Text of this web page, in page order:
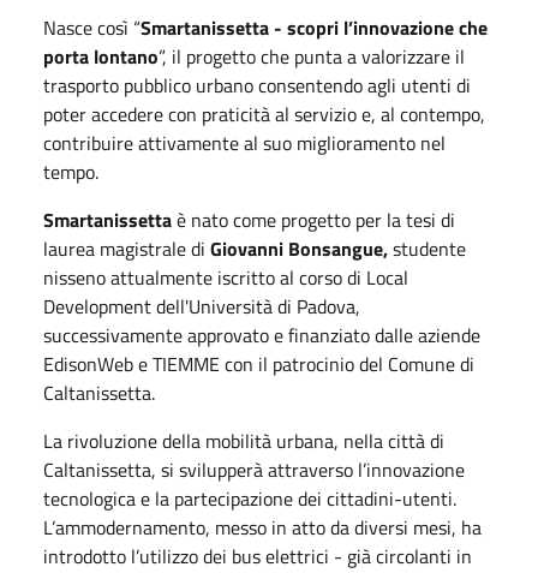
Nasce così “Smartanissetta - scopri l’innovazione che
porta lontano”, il progetto che punta a valorizzare il
trasporto pubblico urbano consentendo agli utenti di
poter accedere con praticità al servizio e, al contempo,
contribuire attivamente al suo miglioramento nel
tempo.
Smartanissettaè natocome progetto per la tesi di
laurea magistrale di Giovanni Bonsangue,studente
nisseno attualmente iscritto al corso di Local
Development dell'Università di Padova,
successivamente approvato e finanziato dalle aziende
EdisonWeb e TIEMME con il patrocinio del Comune di
Caltanissetta.
La rivoluzione della mobilità urbana, nella città di
Caltanissetta, si svilupperà attraverso l’innovazione
tecnologica e la partecipazione dei cittadini-utenti.
L’ammodernamento, messo in atto da diversi mesi, ha
introdotto l’utilizzo dei bus elettrici - già circolanti in